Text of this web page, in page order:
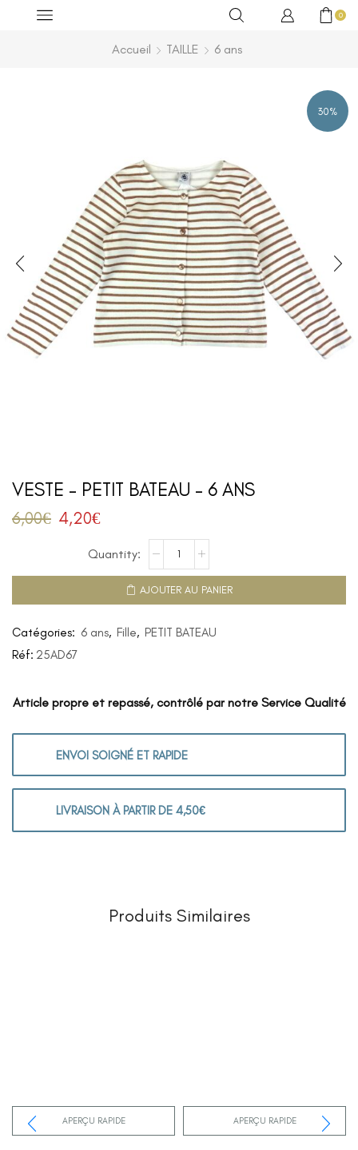
0
Accueil TAILLE 6 ans
30%
VESTE – PETIT BATEAU – 6 ANS
6,00€ 4,20€
AJOUTER AU PANIER
Catégories: 6 ans, Fille, PETIT BATEAU
Réf: 25AD67
Article propre et repassé, contrôlé par notre Service Qualité
ENVOI SOIGNÉ ET RAPIDE
LIVRAISON À PARTIR DE 4,50€
Produits Similaires
APERÇU RAPIDE APERÇU RAPIDE